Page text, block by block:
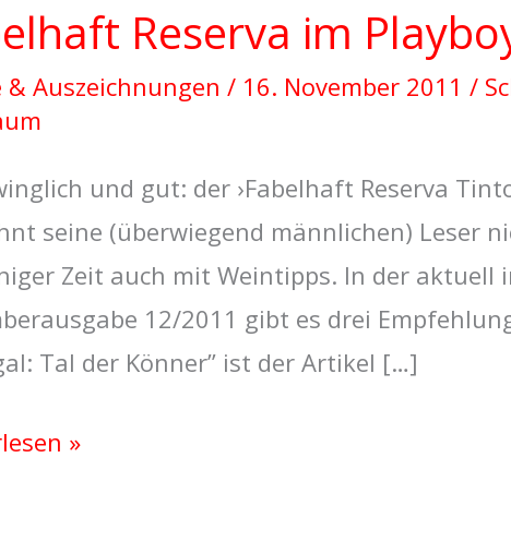
Reserva im
& Auszeichnungen / 16. November 2011 /
und gut: der ›Fabelhaft Reserva
seine (überwiegend männlichen) Leser
Zeit auch mit Weintipps. In der
12/2011 gibt es drei
Tal der Könner” ist der Artikel […]
»